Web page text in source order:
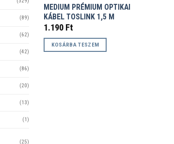
(89)
(62)
(42)
(86)
(20)
(13)
(1)
(25)
MEDIUM PRÉMIUM OPTIKAI
KÁBEL TOSLINK 1,5 M
1.190 Ft
KOSÁRBA TESZEM